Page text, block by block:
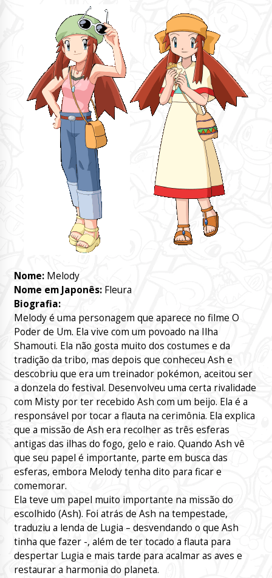
Nome:Melody
Nome em Japonês:Fleura
Biografia:
Melody é uma personagem que aparece no filme O
Poder de Um. Ela vive com um povoado na Ilha
Shamouti. Ela não gosta muito dos costumes e da
tradição da tribo, mas depois que conheceu Ash e
descobriu que era um treinador pokémon, aceitou ser
a donzela do festival. Desenvolveu uma certa rivalidade
com Misty por ter recebido Ash com um beijo. Ela é a
responsável por tocar a flauta na cerimônia. Ela explica
que a missão de Ash era recolher as três esferas
antigas das ilhas do fogo, gelo e raio. Quando Ash vê
que seu papel é importante, parte em busca das
esferas, embora Melody tenha dito para ficar e
comemorar.
Ela teve um papel muito importante na missão do
escolhido (Ash). Foi atrás de Ash na tempestade,
traduziu a lenda de Lugia – desvendando o que Ash
tinha que fazer -, além de ter tocado a flauta para
despertar Lugia e mais tarde para acalmar as aves e
restaurar a harmonia do planeta.